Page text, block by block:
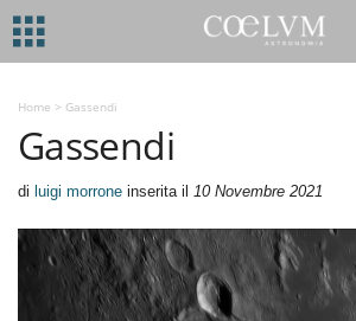
Home > Gassendi
Gassendi
di luigi morrone inserita il 10 Novembre 2021